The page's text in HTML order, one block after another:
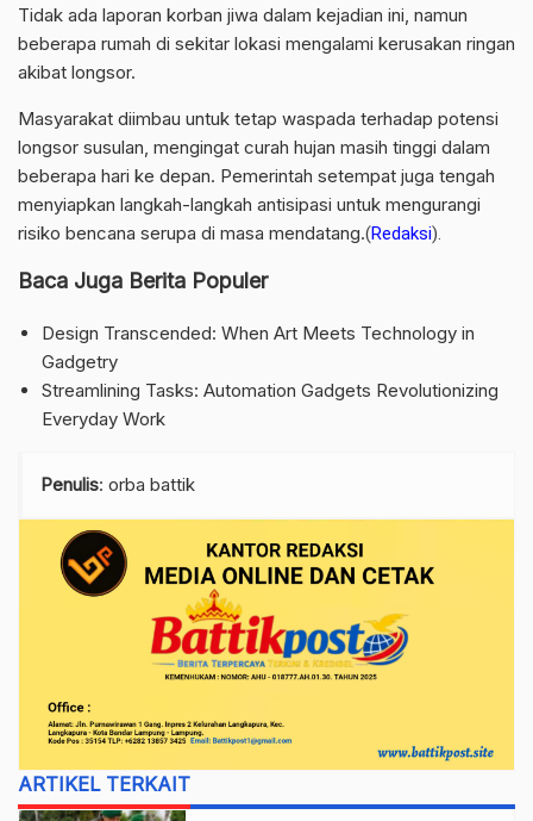
Tidak ada laporan korban jiwa dalam kejadian ini, namun
beberapa rumah di sekitar lokasi mengalami kerusakan ringan
akibat longsor.
Masyarakat diimbau untuk tetap waspada terhadap potensi
longsor susulan, mengingat curah hujan masih tinggi dalam
beberapa hari ke depan. Pemerintah setempat juga tengah
menyiapkan langkah-langkah antisipasi untuk mengurangi
risiko bencana serupa di masa mendatang.(Redaksi).
Baca Juga Berita Populer
Design Transcended: When Art Meets Technology in
Gadgetry
Streamlining Tasks: Automation Gadgets Revolutionizing
Everyday Work
Penulis: orba battik
ARTIKEL TERKAIT